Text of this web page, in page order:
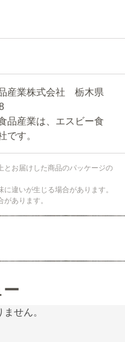
産業株式会社 栃木県
業は、エスビー食
です。
お届けした商品のパッケージの
違いが生じる場合があります。
あります。
せん。